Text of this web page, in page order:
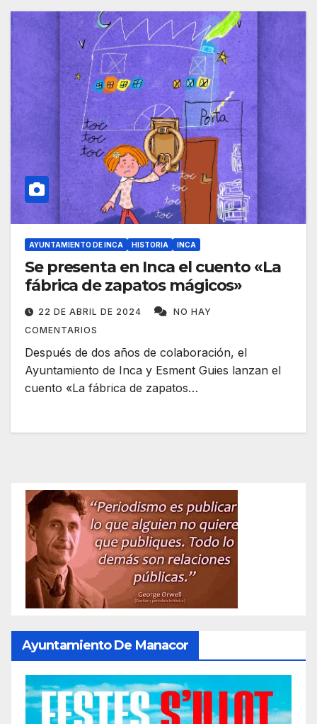
AYUNTAMIENTO DE INCA HISTORIA INCA
Se presenta en Inca el cuento «La
fábrica de zapatos mágicos»
22 DE ABRIL DE 2024
NO HAY
COMENTARIOS
Después de dos años de colaboración, el
Ayuntamiento de Inca y Esment Guies lanzan el
cuento «La fábrica de zapatos…
Ayuntamiento De Manacor